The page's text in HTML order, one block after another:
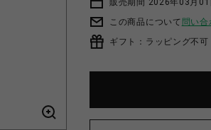
販売期間 2026年03月
この商品について 問い合
ギフト：ラッピング不可